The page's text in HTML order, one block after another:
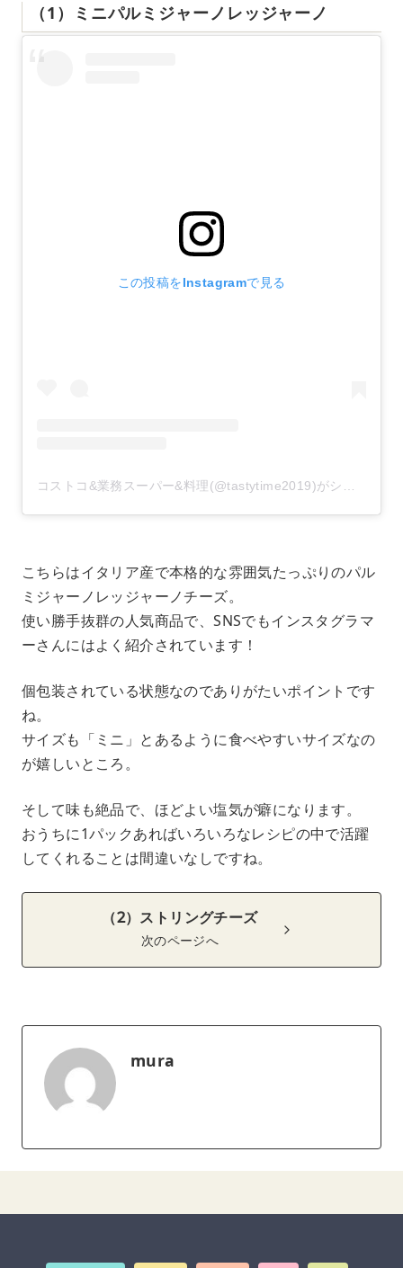
（1）ミニパルミジャーノレッジャーノ
この投稿をInstagramで見る
コストコ&業務スーパー&料理(@tastytime2019)がシェアした投稿
こちらはイタリア産で本格的な雰囲気たっぷりのパル
ミジャーノレッジャーノチーズ。
使い勝手抜群の人気商品で、SNSでもインスタグラマ
ーさんにはよく紹介されています！
個包装されている状態なのでありがたいポイントです
ね。
サイズも「ミニ」とあるように食べやすいサイズなの
が嬉しいところ。
そして味も絶品で、ほどよい塩気が癖になります。
おうちに1パックあればいろいろなレシピの中で活躍
してくれることは間違いなしですね。
（2）ストリングチーズ
次のページへ
mura